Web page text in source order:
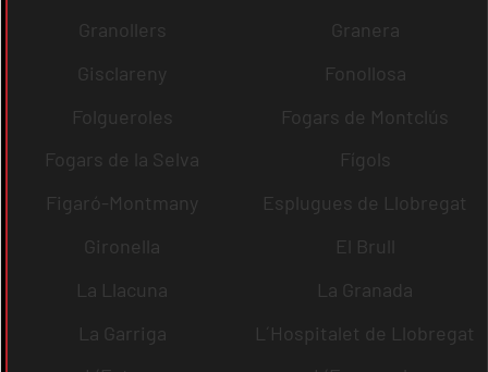
Granollers
Granera
Gisclareny
Fonollosa
Folgueroles
Fogars de Montclús
Fogars de la Selva
Fígols
Figaró-Montmany
Esplugues de Llobregat
Gironella
El Brull
La Llacuna
La Granada
La Garriga
L´Hospitalet de Llobregat